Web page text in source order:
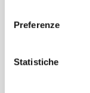
Preferenze
Statistiche